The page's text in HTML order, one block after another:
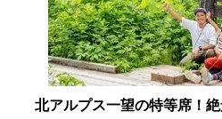
北アルプス一望の特等席！